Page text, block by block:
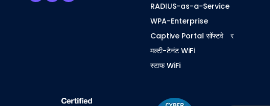
RADIUS-as-a-Service
WPA-Enterprise
Captive Portal सॉफ्टवेअर
मल्टी-टेनंट WiFi
स्टाफ WiFi